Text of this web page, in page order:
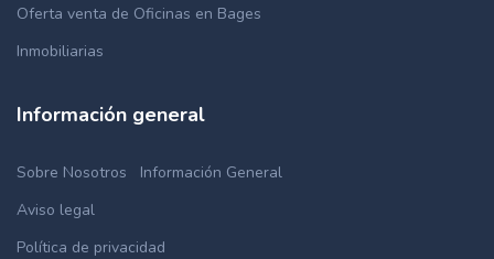
Oferta venta de Oficinas en Bages
Inmobiliarias
Información general
Sobre Nosotros
Información General
Aviso legal
Política de privacidad